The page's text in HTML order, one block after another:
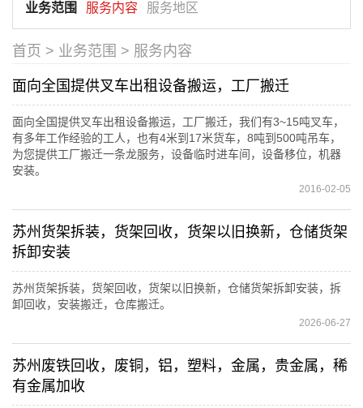
业务范围 服务内容 服务地区
首页 > 业务范围 > 服务内容
面向全国提供叉车出租设备搬运，工厂搬迁
面向全国提供叉车出租设备搬运，工厂搬迁，我们有3~15吨叉车，
有多年工作经验的工人，也有4米到17米货车，8吨到500吨吊车，
为您提供工厂搬迁一条龙服务，设备临时进车间，设备移位，机器
安装。
2016-02-05
苏州货架拆装，货架回收，货架以旧换新，仓储货架
拆卸安装
苏州货架拆装，货架回收，货架以旧换新，仓储货架拆卸安装，拆
卸回收，安装搬迁，仓库搬迁。
2026-06-27
苏州废铁回收，废铜，铝，塑料，金属，贵金属，稀
有金属加收